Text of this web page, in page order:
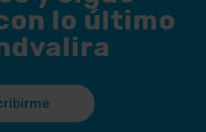
lo último